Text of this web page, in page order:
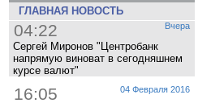
ГЛАВНАЯ НОВОСТЬ
Вчера
04:22
Сергей Миронов "Центробанк
напрямую виноват в сегодняшнем
курсе валют"
04 Февраля 2016
16:05